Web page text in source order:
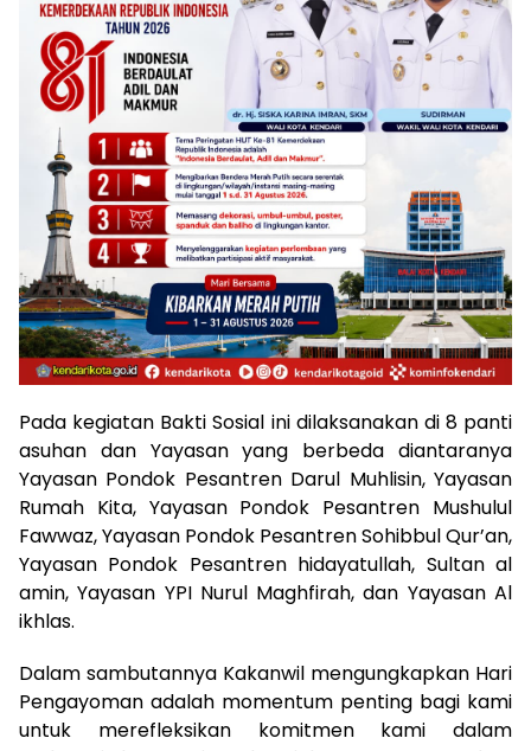
Pada kegiatan Bakti Sosial ini dilaksanakan di 8 panti
asuhan dan Yayasan yang berbeda diantaranya
Yayasan Pondok Pesantren Darul Muhlisin, Yayasan
Rumah Kita, Yayasan Pondok Pesantren Mushulul
Fawwaz, Yayasan Pondok Pesantren Sohibbul Qur’an,
Yayasan Pondok Pesantren hidayatullah, Sultan al
amin, Yayasan YPI Nurul Maghfirah, dan Yayasan Al
ikhlas.
Dalam sambutannya Kakanwil mengungkapkan Hari
Pengayoman adalah momentum penting bagi kami
untuk merefleksikan komitmen kami dalam